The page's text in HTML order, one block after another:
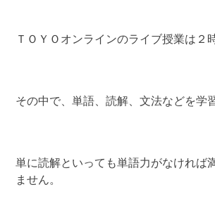
ＴＯＹＯオンラインのライブ授業は２
その中で、単語、読解、文法などを学
単に読解といっても単語力がなければ
ません。